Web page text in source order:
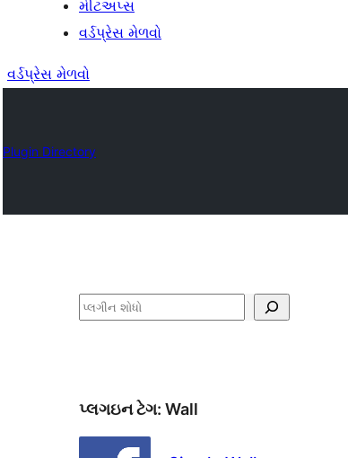
મીટઅપ્સ
વર્ડપ્રેસ મેળવો
વર્ડપ્રેસ મેળવો
Plugin Directory
શોધો
પ્લગઇન ટેગ: Wall